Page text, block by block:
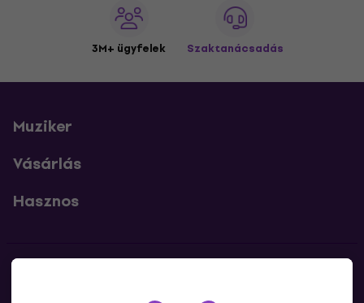
3M+ ügyfelek Szaktanácsadás
Muziker
Vásárlás
Hasznos